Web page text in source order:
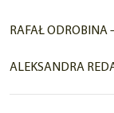
RAFAŁ ODROBINA
ALEKSANDRA